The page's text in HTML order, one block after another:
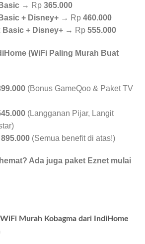
→ Rp 365.000
+ Disney+ → Rp 460.000
Basic + Disney+ → Rp 555.000
(WiFi Paling Murah Buat
(Bonus GameQoo & Paket TV
(Langganan Pijar, Langit
895.000 (Semua benefit di atas!)
Ada juga paket Eznet mulai
WiFi Murah Kobagma dari IndiHome